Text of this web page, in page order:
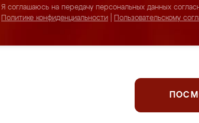
Я соглашаюсь на передачу персональных данных
Политике конфиденциальности
Пользовательскому